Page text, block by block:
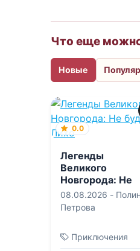
Что еще
Новые
0.0
Легенды
Великого
Новгорода: Не
будите Лихо
08.08.2026 -
Петрова
Приключения